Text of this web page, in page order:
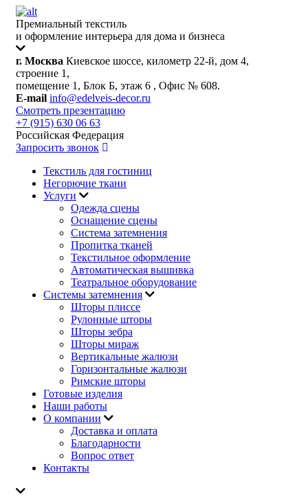
Премиальный текстиль
и оформление интерьера для дома и бизнеса
г. Москва Киевское шоссе, километр 22-й, дом 4,
строение 1,
помещение 1, Блок Б, этаж 6 , Офис № 608.
E-mail info@edelveis-decor.ru
Смотреть презентацию
+7 (915) 630 06 63
Российская Федерация
Запросить звонок
Текстиль для гостиниц
Негорючие ткани
Услуги
Одежда сцены
Оснащение сцены
Система затемнения
Пропитка тканей
Текстильное оформление
Автоматическая вышивка
Театральное оборудование
Системы затемнения
Шторы плиссе
Рулонные шторы
Шторы зебра
Шторы мираж
Вертикальные жалюзи
Горизонтальные жалюзи
Римские шторы
Готовые изделия
Наши работы
О компании
Доставка и оплата
Благодарности
Вопрос ответ
Контакты